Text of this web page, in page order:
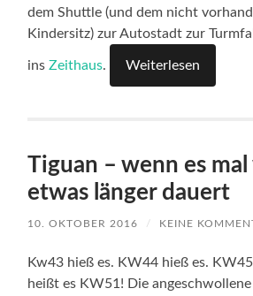
dem Shuttle (und dem nicht
Kindersitz) zur Autostadt zur
insZeithaus. Weiterlesen
Tiguan – wenn es
etwas länger dauert
10. OKTOBER 2016 / KEINE
Kw43 hieß es. KW44 hieß es.
heißt es KW51! Die angeschwollene